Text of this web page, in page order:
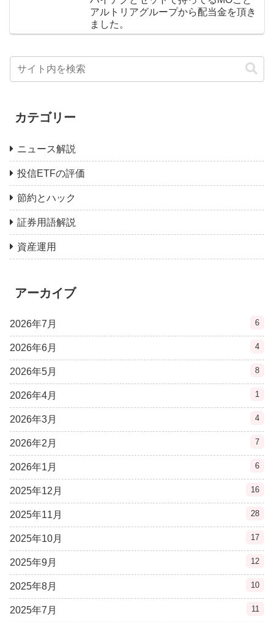
アルトリアグループから配当金を頂き
ました。
カテゴリー
ニュース解説
投信ETFの評価
節約とハック
証券用語解説
資産運用
アーカイブ
2026年7月 6
2026年6月 4
2026年5月 8
2026年4月 1
2026年3月 4
2026年2月 7
2026年1月 6
2025年12月 16
2025年11月 28
2025年10月 17
2025年9月 12
2025年8月 10
2025年7月 11